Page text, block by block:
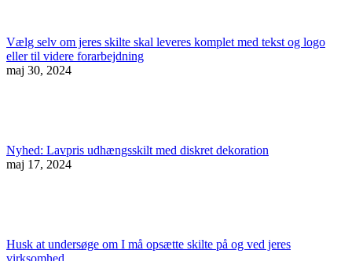
Vælg selv om jeres skilte skal leveres komplet med tekst og logo
eller til videre forarbejdning
maj 30, 2024
Nyhed: Lavpris udhængsskilt med diskret dekoration
maj 17, 2024
Husk at undersøge om I må opsætte skilte på og ved jeres